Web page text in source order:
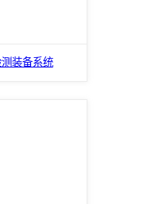
装备系统